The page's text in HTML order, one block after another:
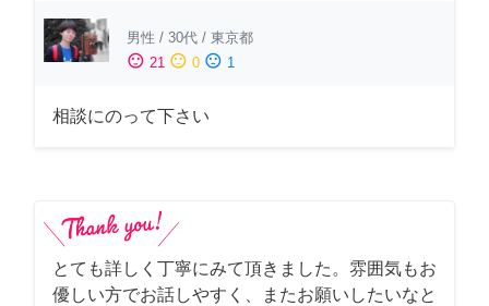
男性 / 30代 / 東京都
sentiment_satisfied 21 sentiment_neutral 0 sentiment_dissatisfied 1
相談にのって下さい
とても詳しく丁寧にみて頂きました。雰囲気もお
優しい方でお話しやすく、またお願いしたいなと